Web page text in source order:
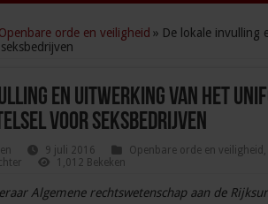
Openbare orde en veiligheid » De lokale invulling
en uitwerking van het
voor seksbedrijven
9 juli 2016 Openbare orde en veiligheid ,
1,012 Bekeken
Algemene rechtswetenschap aan de